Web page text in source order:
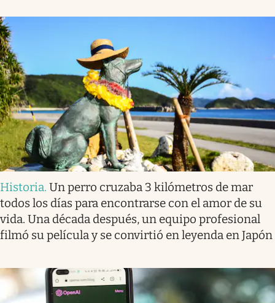
Historia. Un perro cruzaba 3 kilómetros de mar
todos los días para encontrarse con el amor de su
vida. Una década después, un equipo profesional
filmó su película y se convirtió en leyenda en Japón